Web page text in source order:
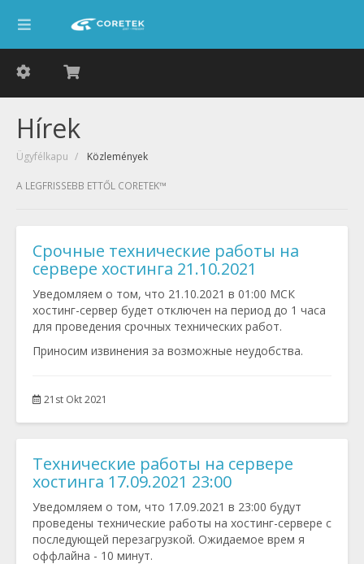
Hírek
Ügyfélkapu Közlemények
A LEGFRISSEBB ETTŐL CORETEK™
Срочные технические работы на
сервере хостинга 21.10.2021
Уведомляем о том, что 21.10.2021 в 01:00 МСК
хостинг-сервер будет отключен на период до 1 часа
для проведения срочных технических работ.
Приносим извинения за возможные неудобства.
21st Okt 2021
Технические работы на сервере
хостинга 17.09.2021 23:00
Уведомляем о том, что 17.09.2021 в 23:00 будут
проведены технические работы на хостинг-сервере с
последующей перезагрузкой. Ожидаемое врем я
оффлайна - 10 минут.